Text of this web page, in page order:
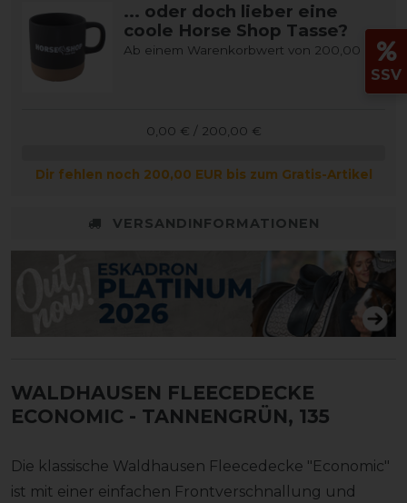
... oder doch lieber eine
coole Horse Shop Tasse?
Ab einem Warenkorbwert von 200,00 €
0,00 € / 200,00 €
Dir fehlen noch 200,00 EUR bis zum Gratis-Artikel
VERSANDINFORMATIONEN
WALDHAUSEN FLEECEDECKE
ECONOMIC - TANNENGRÜN, 135
Die klassische Waldhausen Fleecedecke "Economic"
ist mit einer einfachen Frontverschnallung und
SSV